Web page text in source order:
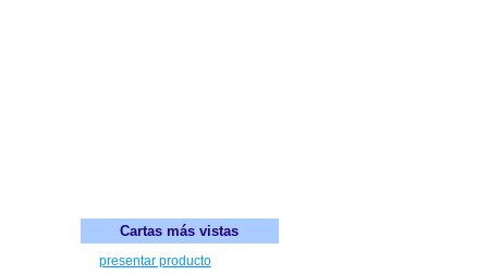
Cartas más vistas
presentar producto